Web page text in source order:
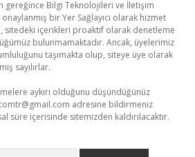
gereğince Bilgi Teknolojileri ve İletişim
bir Yer Sağlayıcı olarak hizmet
sitedeki içerikleri proaktif olarak denetleme
bulunmamaktadır. Ancak, üyelerimiz
taşımakta olup, siteye üye olarak
sayılırlar.
aykırı olduğunu düşündüğünüz
adresine bildirmeniz
süre içerisinde sitemizden kaldırılacaktır.